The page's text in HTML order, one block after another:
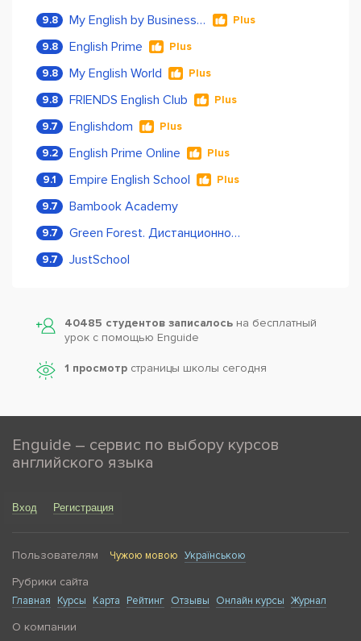
9.8 My English by Business Language Plus
9.8 English Prime Plus
9.8 My English World Plus
9.8 FRIENDS English Club Plus
9.7 Englishdom Plus
9.2 English Prime Online Plus
9.1 Empire English School Plus
9.7 Bambook Academy
9.7 Green Forest. Дистанционное обучение
9.7 JustSchool
40485 студентов записалось на бесплатный
урок с помощью Enguide
1 просмотр страницы школы сегодня
Enguide – сервис по выбору курсов
английского языка
Вход Регистрация
Пользователям Чужою мовою Українською
Рубрики сайта
Главная Курсы Карта Рейтинг Отзывы Онлайн курсы Журнал
О компании